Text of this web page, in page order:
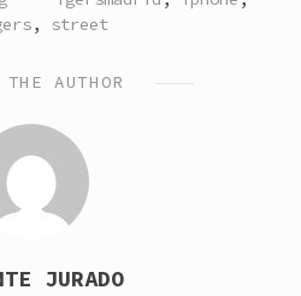
, street
THE AUTHOR
JURADO